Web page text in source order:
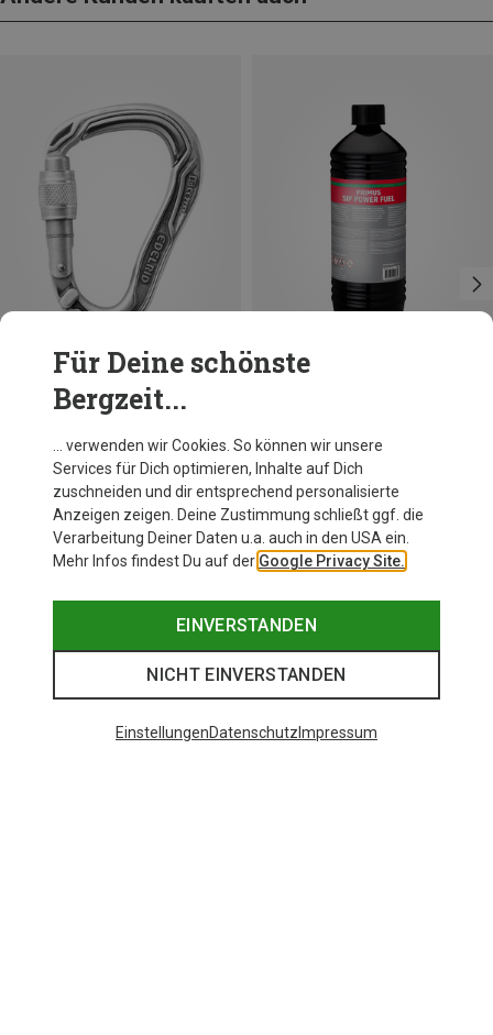
HMS Bulletproof Screw Eco Karabiner
Für Deine schönste
Bergzeit...
… verwenden wir Cookies. So können wir unsere
Services für Dich optimieren, Inhalte auf Dich
zuschneiden und dir entsprechend personalisierte
Anzeigen zeigen. Deine Zustimmung schließt ggf. die
Verarbeitung Deiner Daten u.a. auch in den USA ein.
Mehr Infos findest Du auf der Google Privacy Site.
EINVERSTANDEN
NICHT EINVERSTANDEN
EinstellungenDatenschutz Impressum